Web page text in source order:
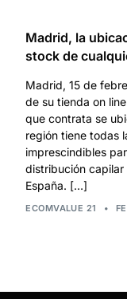
Madrid, la
stock de
Madrid, 15 de
de su tienda on
que contrata se
región tiene todas
imprescindibles
distribución
España. […]
ECOMVALUE 21 •